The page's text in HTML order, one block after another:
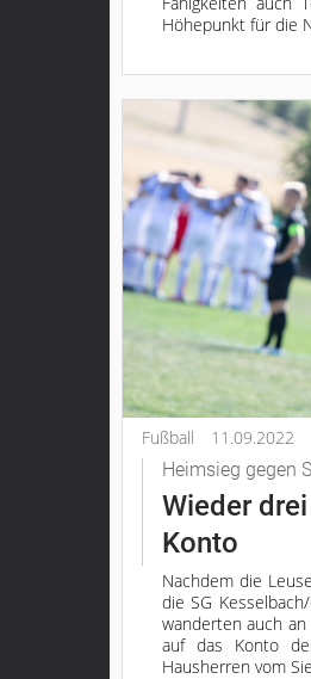
Grebenau
Herbstein
Mücke
Schwalmtal
Ulrichstein
Wartenberg
Schwalm
Fulda
Gießen
Impressum
Höhepunkt für die
Fußball 11.09.2022
Heimsieg gegen
Wieder
Konto
Nachdem die
die SG
wanderten auch
auf das Konto
Hausherren vom